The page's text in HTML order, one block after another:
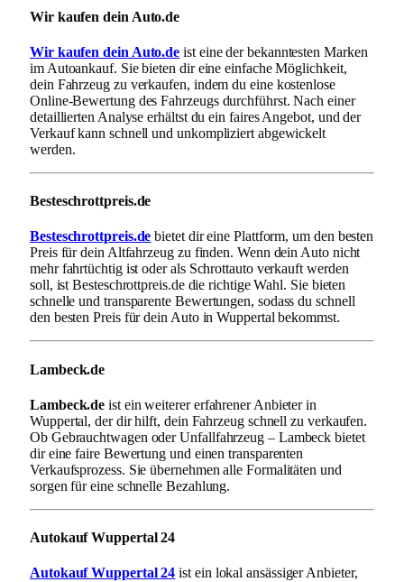
Wir kaufen dein Auto.de
Wir kaufen dein Auto.de ist eine der bekanntesten Marken
im Autoankauf. Sie bieten dir eine einfache Möglichkeit,
dein Fahrzeug zu verkaufen, indem du eine kostenlose
Online-Bewertung des Fahrzeugs durchführst. Nach einer
detaillierten Analyse erhältst du ein faires Angebot, und der
Verkauf kann schnell und unkompliziert abgewickelt
werden.
Besteschrottpreis.de
Besteschrottpreis.de bietet dir eine Plattform, um den besten
Preis für dein Altfahrzeug zu finden. Wenn dein Auto nicht
mehr fahrtüchtig ist oder als Schrottauto verkauft werden
soll, ist Besteschrottpreis.de die richtige Wahl. Sie bieten
schnelle und transparente Bewertungen, sodass du schnell
den besten Preis für dein Auto in Wuppertal bekommst.
Lambeck.de
Lambeck.de ist ein weiterer erfahrener Anbieter in
Wuppertal, der dir hilft, dein Fahrzeug schnell zu verkaufen.
Ob Gebrauchtwagen oder Unfallfahrzeug – Lambeck bietet
dir eine faire Bewertung und einen transparenten
Verkaufsprozess. Sie übernehmen alle Formalitäten und
sorgen für eine schnelle Bezahlung.
Autokauf Wuppertal 24
Autokauf Wuppertal 24 ist ein lokal ansässiger Anbieter,